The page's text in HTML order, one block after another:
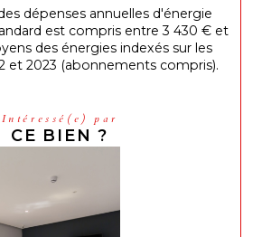
dépenses annuelles d'énergie
est compris entre 3 430 € et
des énergies indexés sur les
et 2023 (abonnements compris).
Intéressé(e) par
CE BIEN ?